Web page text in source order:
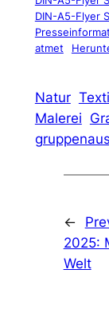
DIN-A5-Flyer
atmet
Natur
Malerei
←
2025:
Welt